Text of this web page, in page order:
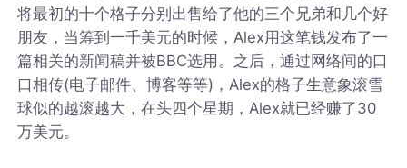
将最初的十个格子分别出售给了他的三个兄弟和几个好
朋友，当筹到一千美元的时候，Alex用这笔钱发布了一
篇相关的新闻稿并被BBC选用。之后，通过网络间的口
口相传(电子邮件、博客等等)，Alex的格子生意象滚雪
球似的越滚越大，在头四个星期，Alex就已经赚了30
万美元。